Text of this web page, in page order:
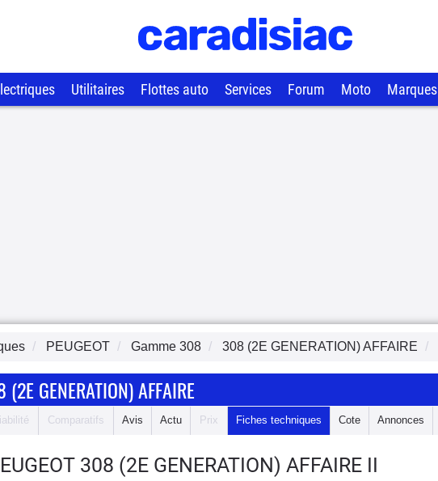
Utilitaires Flottes auto Services Forum Moto Marques
PEUGEOT Gamme 308 308 (2E GENERATION) AFFAIRE
(2E GENERATION) AFFAIRE
Comparatifs Avis Actu Prix Fiches techniques Cote Annonces
308 (2E GENERATION) AFFAIRE II